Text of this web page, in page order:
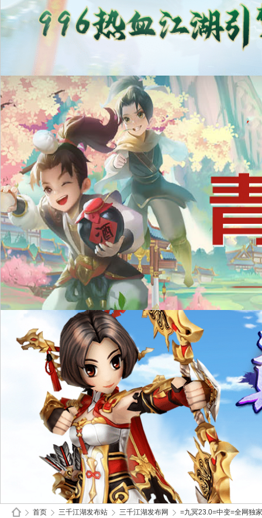
首页 三千江湖发布站 三千江湖发布网 =九冥23.0=中变=全网独